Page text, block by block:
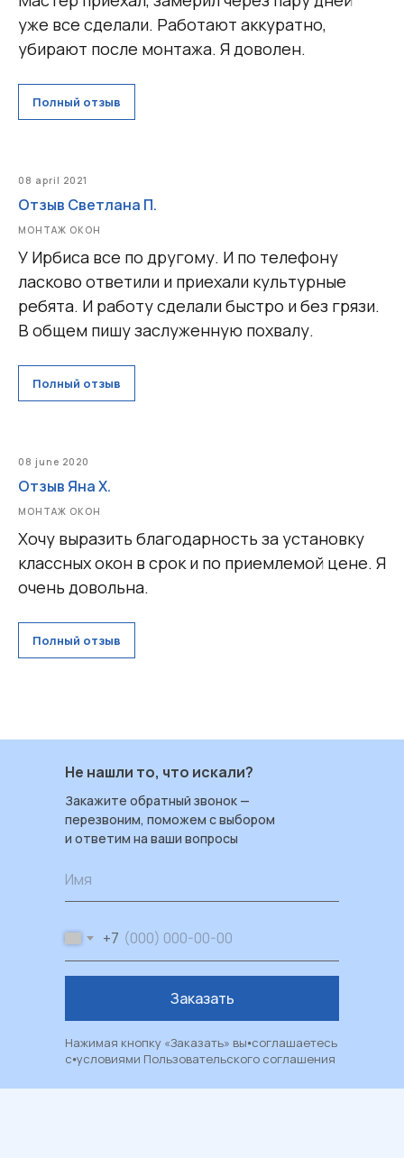
уже все сделали. Работают аккуратно,
убирают после монтажа. Я доволен.
Полный отзыв
08 april 2021
Отзыв Светлана П.
МОНТАЖ ОКОН
У Ирбиса все по другому. И по телефону
ласково ответили и приехали культурные
ребята. И работу сделали быстро и без грязи.
В общем пишу заслуженную похвалу.
Полный отзыв
08 june 2020
Отзыв Яна Х.
МОНТАЖ ОКОН
Хочу выразить благодарность за установку
классных окон в срок и по приемлемой цене. Я
очень довольна.
Полный отзыв
Имя
+7
Заказать
Нажимая кнопку «Заказать» вы⦁соглашаетесь
с⦁условиями Пользовательского соглашения
Не нашли то, что искали?
Закажите обратный звонок —
перезвоним, поможем с выбором
и ответим на ваши вопросы